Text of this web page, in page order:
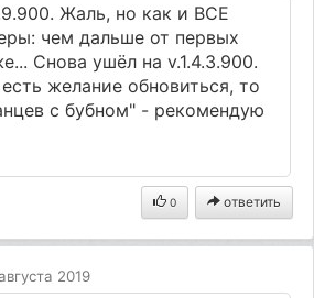
Жаль, но как и ВСЕ
чем дальше от первых
Снова ушёл на v.1.4.3.900.
желание обновиться, то
с бубном" - рекомендую
0 ответить
2019